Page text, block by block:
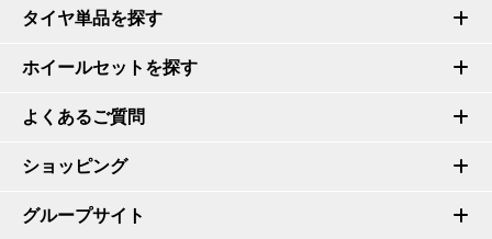
タイヤ単品を探す
ホイールセットを探す
よくあるご質問
ショッピング
グループサイト